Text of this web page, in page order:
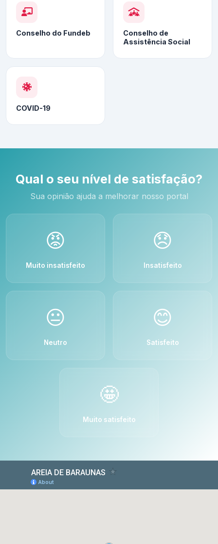
Conselho do Fundeb
Conselho de
Assistência Social
COVID-19
Qual o seu nível de satisfação?
Sua opinião ajuda a melhorar nosso portal
😡
Muito insatisfeito
😞
Insatisfeito
😐
Neutro
😊
Satisfeito
🤩
Muito satisfeito